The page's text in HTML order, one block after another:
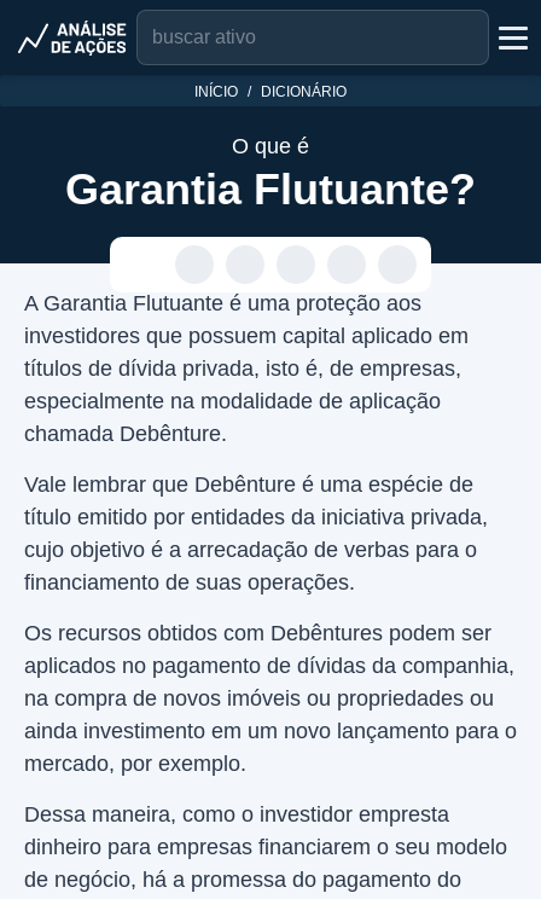
INÍCIO DICIONÁRIO
O que é
Garantia Flutuante?
A Garantia Flutuante é uma proteção aos
investidores que possuem capital aplicado em
títulos de dívida privada, isto é, de empresas,
especialmente na modalidade de aplicação
chamada Debênture.
Vale lembrar que Debênture é uma espécie de
título emitido por entidades da iniciativa privada,
cujo objetivo é a arrecadação de verbas para o
financiamento de suas operações.
Os recursos obtidos com Debêntures podem ser
aplicados no pagamento de dívidas da companhia,
na compra de novos imóveis ou propriedades ou
ainda investimento em um novo lançamento para o
mercado, por exemplo.
Dessa maneira, como o investidor empresta
dinheiro para empresas financiarem o seu modelo
de negócio, há a promessa do pagamento do